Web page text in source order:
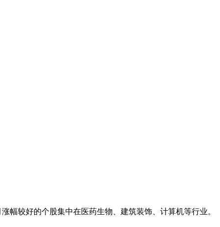
幅较好的个股集中在医药生物、建筑装饰、计算机等行业。